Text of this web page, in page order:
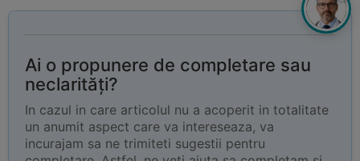
Ai o propunere de completare sau
neclarități?
In cazul in care articolul nu a acoperit in totalitate
un anumit aspect care va intereseaza, va
incurajam sa ne trimiteti sugestii pentru